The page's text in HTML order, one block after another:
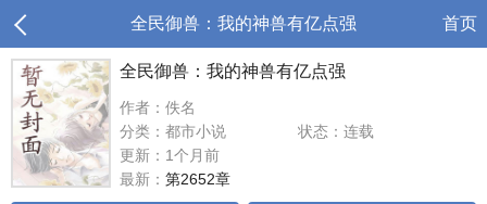
全民御兽：我的神兽有亿点强 首页
全民御兽：我的神兽有亿点强
作者：佚名
分类：都市小说
状态：连载
更新：1个月前
最新： 第2652章